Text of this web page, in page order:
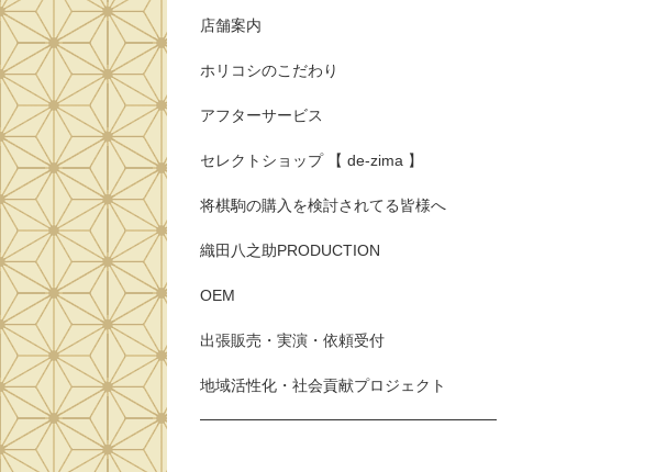
店舗案内
ホリコシのこだわり
アフターサービス
セレクトショップ 【 de-zima 】
将棋駒の購入を検討されてる皆様へ
織田八之助PRODUCTION
OEM
出張販売・実演・依頼受付
地域活性化・社会貢献プロジェクト